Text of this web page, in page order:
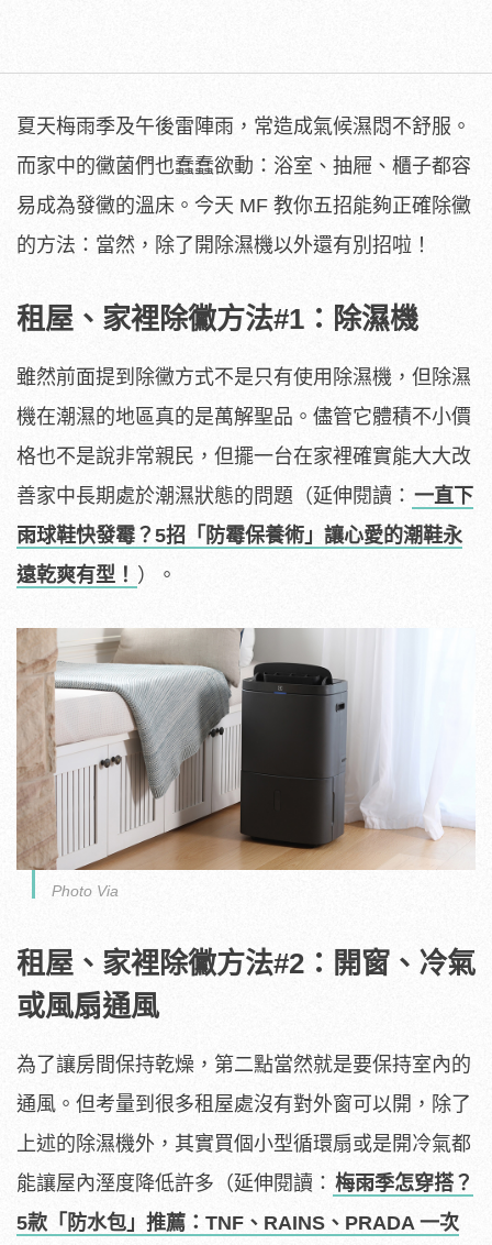
夏天梅雨季及午後雷陣雨，常造成氣候濕悶不舒服。
而家中的黴菌們也蠢蠢欲動：浴室、抽屜、櫃子都容
易成為發黴的溫床。今天 MF 教你五招能夠正確除黴
的方法：當然，除了開除濕機以外還有別招啦！
租屋、家裡除黴方法#1：除濕機
雖然前面提到除黴方式不是只有使用除濕機，但除濕
機在潮濕的地區真的是萬解聖品。儘管它體積不小價
格也不是說非常親民，但擺一台在家裡確實能大大改
善家中長期處於潮濕狀態的問題（延伸閱讀： 一直下
雨球鞋快發霉？5招「防霉保養術」讓心愛的潮鞋永
遠乾爽有型！ ）。
Photo Via
租屋、家裡除黴方法#2：開窗、冷氣
或風扇通風
為了讓房間保持乾燥，第二點當然就是要保持室內的
通風。但考量到很多租屋處沒有對外窗可以開，除了
上述的除濕機外，其實買個小型循環扇或是開冷氣都
能讓屋內溼度降低許多（延伸閱讀： 梅雨季怎穿搭？
5款「防水包」推薦：TNF、RAINS、PRADA 一次